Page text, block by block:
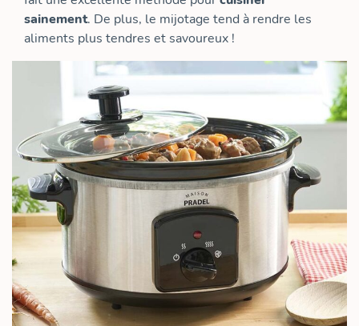
sainement. De plus, le mijotage tend à rendre les
aliments plus tendres et savoureux !